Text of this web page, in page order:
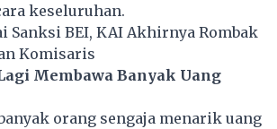
keseluruhan.
Sanksi BEI, KAI Akhirnya Rombak
Komisaris
Membawa Banyak Uang
orang sengaja menarik uang